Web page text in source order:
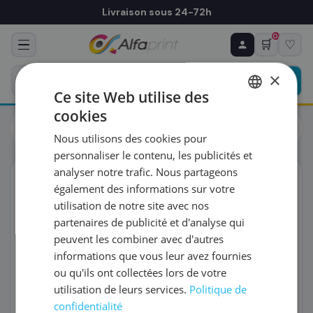
Livraison sous 24-72h
🛒
0
♡
Toners
Canon
ORIGINAL
♻ COMMANDE RÉCURRENTE
Prévoyez & économisez
Programmez votre prochain achat — notre équipe
vous prépare un devis personnalisé
RÉFÉRENCE DU PRODUIT
FRÉQUENCE
QUANTITÉ PAR LIVRAISON
DATE DE PREMIÈRE LIVRAISON SOUHAITÉE
×
Ce site Web utilise des
cookies
Nous utilisons des cookies pour
personnaliser le contenu, les publicités et
analyser notre trafic. Nous partageons
également des informations sur votre
utilisation de notre site avec nos
partenaires de publicité et d'analyse qui
peuvent les combiner avec d'autres
informations que vous leur avez fournies
ou qu'ils ont collectées lors de votre
utilisation de leurs services. Politique de
confidentialité